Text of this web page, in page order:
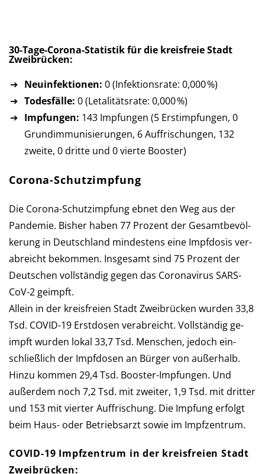
30-Tage-Corona-Statistik für die kreis­freie Stadt
Zweibrücken:
Neuinfektionen: 0 (Infektionsrate: 0,000 %)
Todesfälle: 0 (Letalitätsrate: 0,000 %)
Impfungen: 143 Impfungen (5 Erst­imp­fun­gen, 0
Grund­im­mu­ni­sie­run­gen, 6 Auf­fri­schun­gen, 132
zweite, 0 dritte und 0 vierte Booster)
Corona-Schutzimpfung
Die Corona-Schutzimpfung ebnet den Weg aus der
Pan­de­mie. Bis­her haben 77 Pro­zent der Ge­samt­be­völ­
ke­rung in Deutsch­land min­des­tens eine Impf­dosis ver­
ab­reicht be­kommen. Ins­ge­samt sind 75 Pro­zent der
Deutschen voll­stän­dig gegen das Corona­virus SARS-
CoV-2 geimpft.
Allein in der kreis­freien Stadt Zweibrücken wur­den 33,8
Tsd. COVID-19 Erst­dosen verabreicht. Voll­stän­dig ge­
impft wurden lokal 33,7 Tsd. Men­schen, je­doch ein­
schließ­lich der Impf­do­sen an Bür­ger von außerhalb.
Hinzu kommen 29,4 Tsd. Booster-Impfungen. Und
außer­dem noch 7,2 Tsd. mit zwei­ter, 1,9 Tsd. mit drit­ter
und 153 mit vier­ter Auf­frischung. Die Imp­fung er­folgt
beim Haus- oder Betriebs­arzt so­wie im Impfzentrum.
COVID-19 Impfzentrum in der kreis­freien Stadt
Zweibrücken: